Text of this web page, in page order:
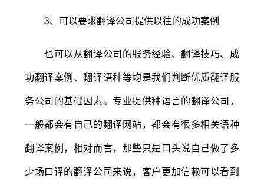
3、可以要求翻译公司提供以往的成功案例
也可以从翻译公司的服务经验、翻译技巧、成
功翻译案例、翻译语种等均是我们判断优质翻译服
务公司的基础因素。专业提供种语言的翻译公司，
一般都会有自己的翻译网站，都会有很多相关语种
翻译案例，相对而言，那些只是口头说自己做了多
少场口译的翻译公司来说，客户更加信赖可以看到